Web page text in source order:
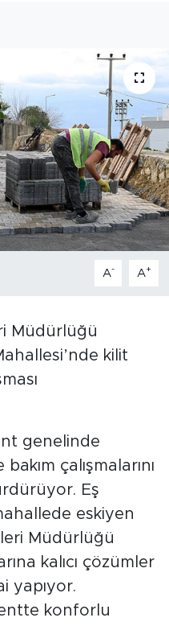
A- A+
Müdürlüğü
kilit
genelinde
çalışmalarını
Eş
eskiyen
Müdürlüğü
kalıcı çözümler
yapıyor.
konforlu